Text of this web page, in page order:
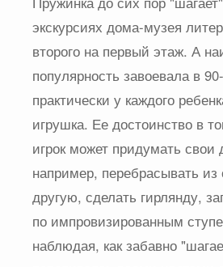
экскурсиях дома-музея
второго на первый этаж. А
популярность завоевала в
практически у каждого
игрушка. Ее достоинство в
игрок может придумать свои
например, перебрасывать из
другую, сделать гирлянду,
по импровизированным
наблюдая, как забавно